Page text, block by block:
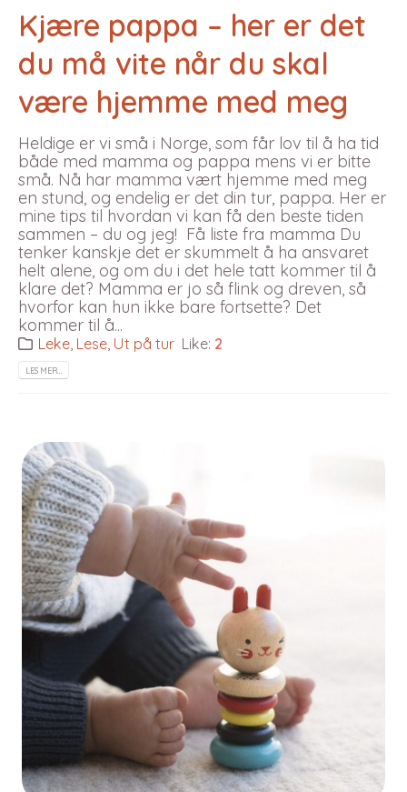
Kjære pappa – her er det
du må vite når du skal
være hjemme med meg
Heldige er vi små i Norge, som får lov til å ha tid
både med mamma og pappa mens vi er bitte
små. Nå har mamma vært hjemme med meg
en stund, og endelig er det din tur, pappa. Her er
mine tips til hvordan vi kan få den beste tiden
sammen – du og jeg! Få liste fra mamma Du
tenker kanskje det er skummelt å ha ansvaret
helt alene, og om du i det hele tatt kommer til å
klare det? Mamma er jo så flink og dreven, så
hvorfor kan hun ikke bare fortsette? Det
kommer til å...
Leke Lese Ut på tur Like: 2
LES MER…